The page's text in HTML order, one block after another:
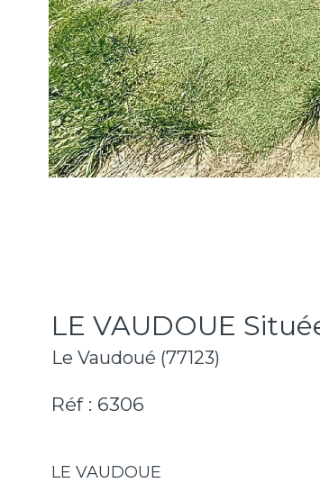
LE VAUDOUE
Le Vaudoué (77123)
Réf : 6306
LE VAUDOUE